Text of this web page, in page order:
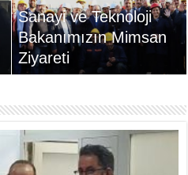
Sanayi ve Teknoloji
Bakanımızın Mimsan
Ziyareti